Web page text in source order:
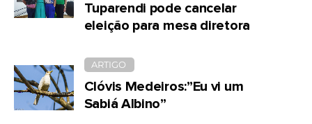
Tuparendi pode cancelar
eleição para mesa diretora
ARTIGO
Clóvis Medeiros:”Eu vi um
Sabiá Albino”